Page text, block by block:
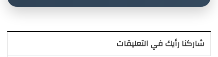
شاركنا رأيك في التعليقات